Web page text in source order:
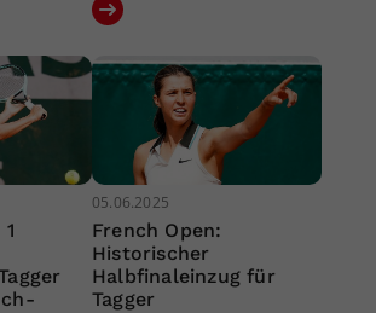
05.06.2025
French Open:
Historischer
Halbfinaleinzug für
Tagger